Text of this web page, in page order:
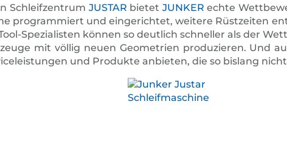
Schleifzentrum JUSTAR bietet JUNKER echte
programmiert und eingerichtet, weitere Rüstzeiten
Spezialisten können so deutlich schneller als der
mit völlig neuen Geometrien produzieren. Und
und Produkte anbieten, die so bislang